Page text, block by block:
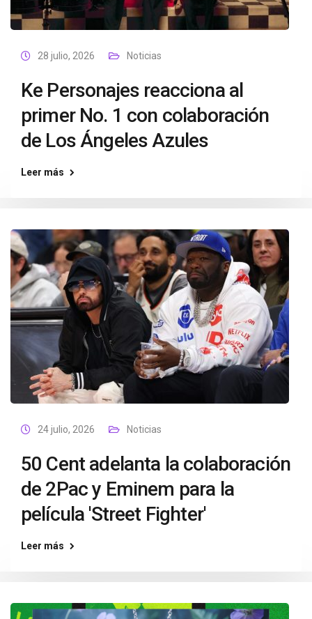
28 julio, 2026 Noticias
Ke Personajes reacciona al
primer No. 1 con colaboración
de Los Ángeles Azules
Leer más
24 julio, 2026 Noticias
50 Cent adelanta la colaboración
de 2Pac y Eminem para la
película 'Street Fighter'
Leer más